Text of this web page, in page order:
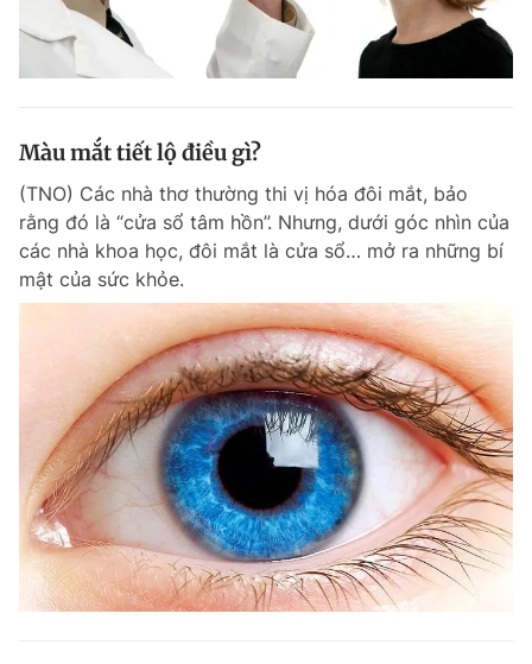
Màu mắt tiết lộ điều gì?
(TNO) Các nhà thơ thường thi vị hóa đôi mắt, bảo
rằng đó là “cửa sổ tâm hồn”. Nhưng, dưới góc nhìn của
các nhà khoa học, đôi mắt là cửa sổ… mở ra những bí
mật của sức khỏe.